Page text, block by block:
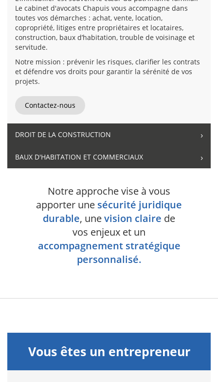
Le cabinet d'avocats Chapuis vous accompagne dans
toutes vos démarches : achat, vente, location,
copropriété, litiges entre propriétaires et locataires,
construction, baux d’habitation, trouble de voisinage et
servitude.
Notre mission : prévenir les risques, clarifier les contrats
et défendre vos droits pour garantir la sérénité de vos
projets.
Contactez-nous
DROIT DE LA CONSTRUCTION
BAUX D'HABITATION ET COMMERCIAUX
Notre approche vise à vous
apporter une sécurité juridique
durable, unevision claire de
vos enjeux et un
accompagnement stratégique
personnalisé.
Vous êtes un entrepreneur